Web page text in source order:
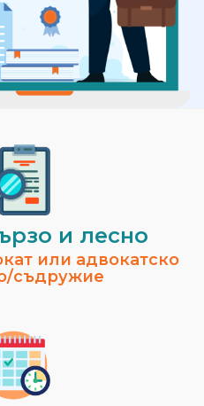
и лесно
или адвокатско
съдружие